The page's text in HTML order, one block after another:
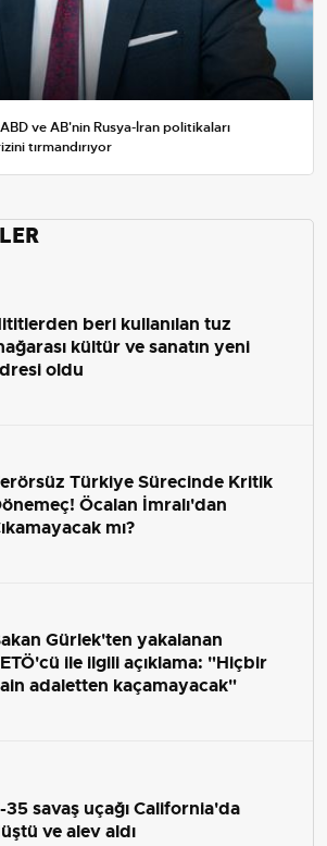
ve AB'nin Rusya-İran politikaları
tırmandırıyor
beri kullanılan tuz
kültür ve sanatın yeni
oldu
Türkiye Sürecinde Kritik
Öcalan İmralı'dan
mı?
Gürlek'ten yakalanan
ile ilgili açıklama: "Hiçbir
adaletten kaçamayacak"
35 savaş uçağı California'da
ve alev aldı